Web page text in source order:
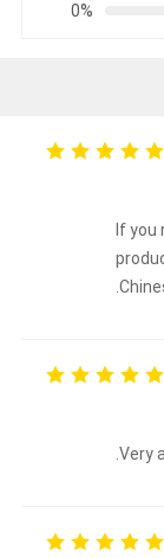
0%
If
Very